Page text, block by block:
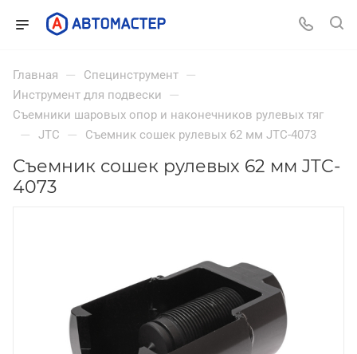
Главная — Специнструмент —
Инструмент для подвески —
Съемники шаровых опор и наконечников рулевых тяг
— JTC — Съемник сошек рулевых 62 мм JTC-4073
Съемник сошек рулевых 62 мм JTC-
4073